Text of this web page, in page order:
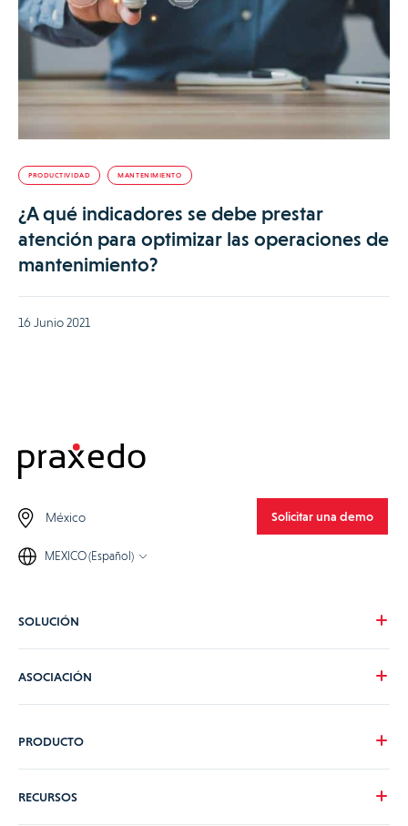
PRODUCTIVIDAD MANTENIMIENTO
¿A qué indicadores se debe prestar
atención para optimizar las operaciones de
mantenimiento?
16 Junio 2021
Solicitar una demo
México
MEXICO (Español)
SOLUCIÓN
Tarifas
Testimonios de nuestros clientes
ASOCIACIÓN
PRODUCTO
RECURSOS